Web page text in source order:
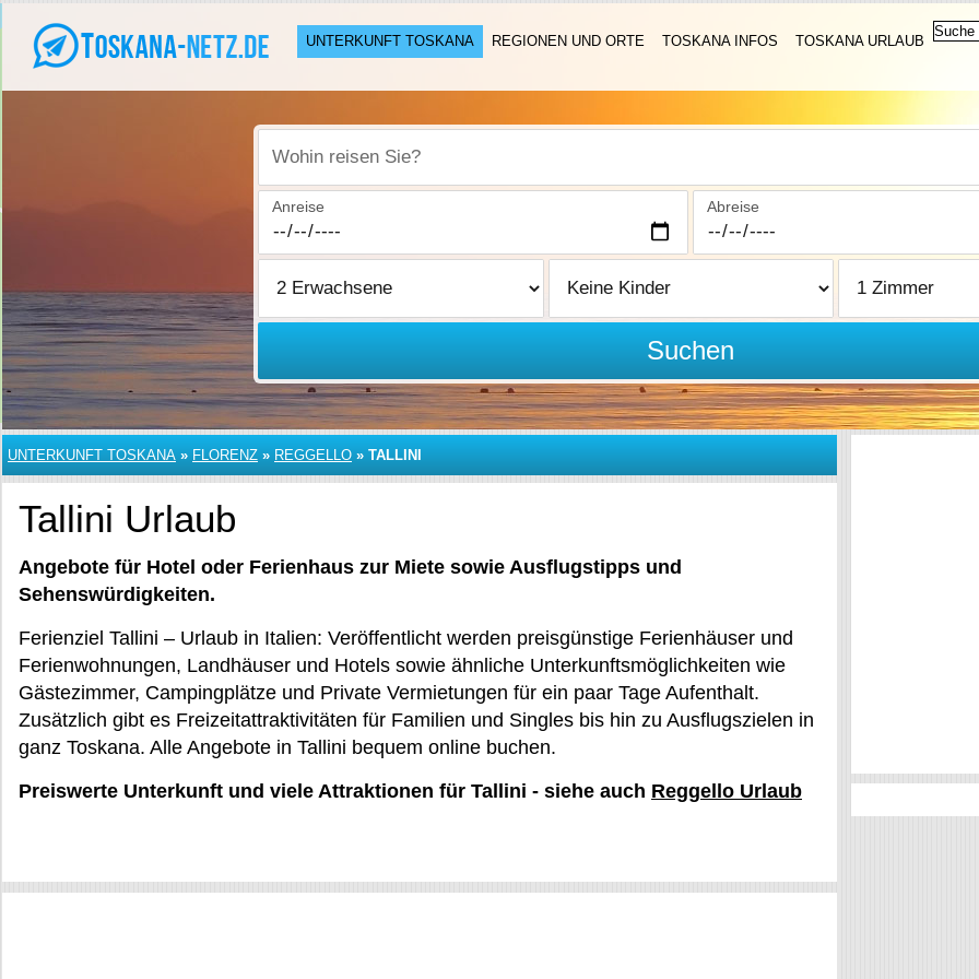
UNTERKUNFT TOSKANA REGIONEN UND ORTE TOSKANA INFOS TOSKANA URLAUB
Wohin reisen Sie?
Anreise Abreise
Suchen
UNTERKUNFT TOSKANA » FLORENZ » REGGELLO » TALLINI
Tallini Urlaub
Angebote für Hotel oder Ferienhaus zur Miete sowie Ausflugstipps und
Sehenswürdigkeiten.
Ferienziel Tallini – Urlaub in Italien: Veröffentlicht werden preisgünstige Ferienhäuser und
Ferienwohnungen, Landhäuser und Hotels sowie ähnliche Unterkunftsmöglichkeiten wie
Gästezimmer, Campingplätze und Private Vermietungen für ein paar Tage Aufenthalt.
Zusätzlich gibt es Freizeitattraktivitäten für Familien und Singles bis hin zu Ausflugszielen in
ganz Toskana. Alle Angebote in Tallini bequem online buchen.
Preiswerte Unterkunft und viele Attraktionen für Tallini - siehe auch Reggello Urlaub